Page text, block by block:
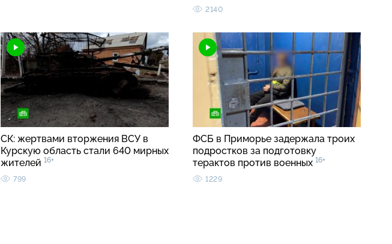
2140
СК: жертвами вторжения ВСУ в
Курскую область стали 640 мирных
жителей 16+
799
ФСБ в Приморье задержала троих
подростков за подготовку
терактов против военных 16+
1229